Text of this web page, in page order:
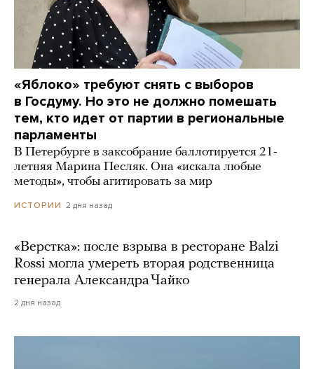
«Яблоко» требуют снять с выборов
в Госдуму. Но это не должно помешать
тем, кто идет от партии в региональные
парламенты
В Петербурге в заксобрание баллотируется 21-
летняя Марина Песляк. Она «искала любые
методы», чтобы агитировать за мир
ИСТОРИИ 2 дня назад
«Верстка»: после взрыва в ресторане Balzi
Rossi могла умереть вторая родственница
генерала Александра Чайко
2 дня назад